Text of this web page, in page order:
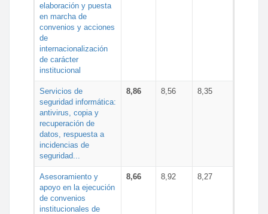
elaboración y puesta
en marcha de
convenios y acciones
de
internacionalización
de carácter
institucional
Servicios de
seguridad informática:
antivirus, copia y
recuperación de
datos, respuesta a
incidencias de
seguridad...
8,86 8,56 8,35
Asesoramiento y
apoyo en la ejecución
de convenios
institucionales de
8,66 8,92 8,27